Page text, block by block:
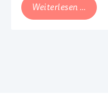
Weiterlesen …
nach